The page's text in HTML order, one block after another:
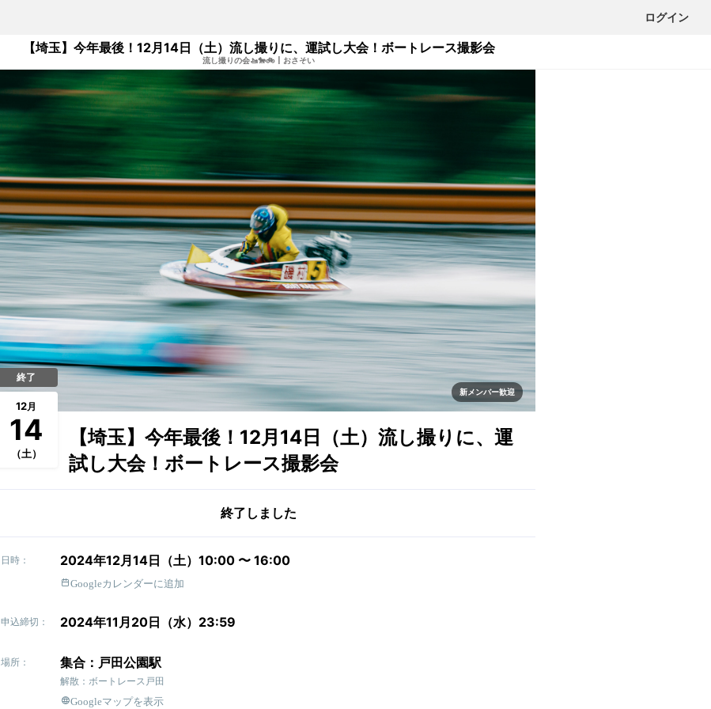
ログイン
【埼玉】今年最後！12月14日（土）流し撮りに、運試し大会！ボートレース撮影会
流し撮りの会🚤🐎🚲 おさそい
新メンバー歓迎
終了
12月
14
（土）
【埼玉】今年最後！12月14日（土）流し撮りに、運
試し大会！ボートレース撮影会
終了しました
日時： 2024年12月14日（土）10:00 〜 16:00
Googleカレンダーに追加
申込締切： 2024年11月20日（水）23:59
場所： 集合：戸田公園駅
解散：ボートレース戸田
Googleマップを表示